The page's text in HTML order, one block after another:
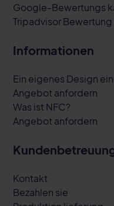
Google-Bewertungs
Tripadvisor Bewertung
Informationen
Ein eigenes Design
Angebot anfordern
Was ist NFC?
Angebot anfordern
Kontakt
Bezahlen sie